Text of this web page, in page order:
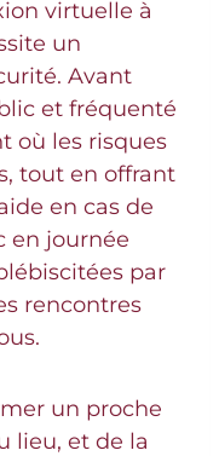
virtuelle à
un
Avant
et fréquenté
où les risques
tout en offrant
en cas de
en journée
par
rencontres
un proche
lieu, et de la